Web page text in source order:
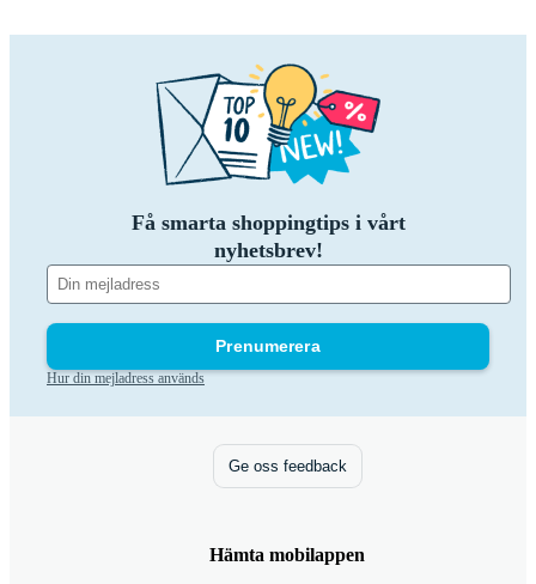
Få smarta shoppingtips i vårt
nyhetsbrev!
Prenumerera
Hur din mejladress används
Ge oss feedback
Hämta mobilappen